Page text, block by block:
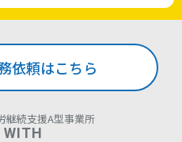
継続支援A型事業所
WITH
依頼はこちら